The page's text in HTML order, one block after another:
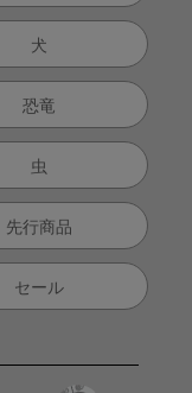
犬
恐竜
虫
先行商品
セール